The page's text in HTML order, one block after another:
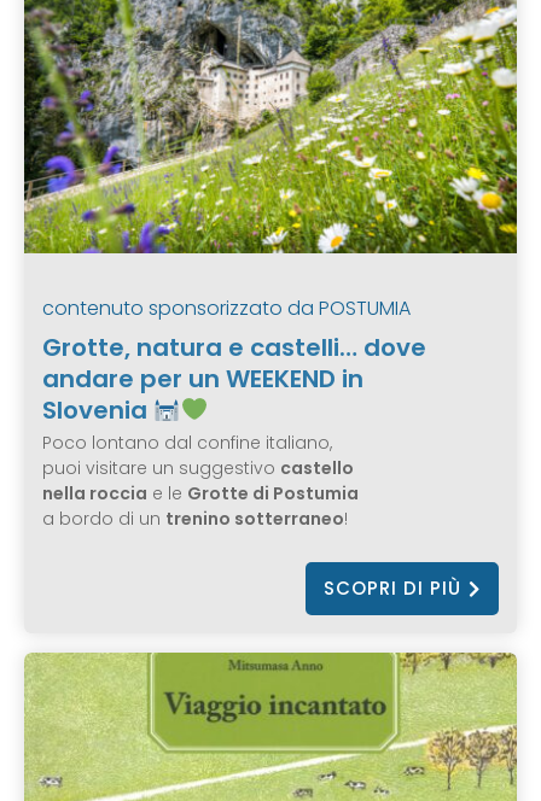
contenuto sponsorizzato da POSTUMIA
Grotte, natura e castelli… dove
andare per un WEEKEND in
Slovenia
Poco lontano dal confine italiano,
puoi visitare un suggestivo castello
nella roccia e le Grotte di Postumia
a bordo di un trenino sotterraneo!
SCOPRI DI PIÙ